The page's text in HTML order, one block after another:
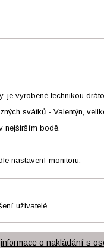
je vyrobené technikou
svátků - Valentýn,
nejširším bodě.
nastavení monitoru.
uživatelé.
informace o nakládání s